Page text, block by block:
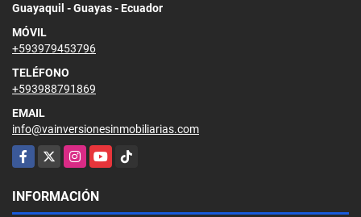
Guayaquil - Guayas - Ecuador
MÓVIL
+593979453796
TELÉFONO
+593988791869
EMAIL
info@vainversionesinmobiliarias.com
Facebook
X InstagramYouTubeTikTok
INFORMACIÓN